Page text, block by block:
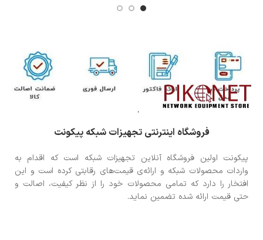
فروشگاه اینترنتی تجهیزات شبکه پیکونت
پیکونت اولین فروشگاه آنلاین تجهیزات شبکه است که اقدام به
واردات محصولات شبکه و ارائه‌ی قیمت‌های رقابتی کرده است و این
افتخار را دارد که تمامی محصولات خود را از نظر کیفیت، اصالت و
حتی قیمت ارائه شده تضمین نماید.